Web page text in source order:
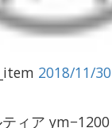
2018/11/
ィア